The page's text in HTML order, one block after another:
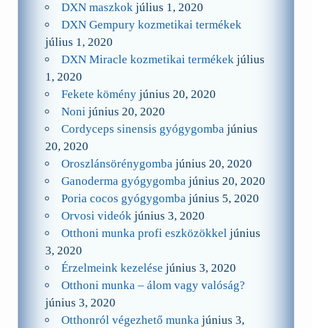
DXN maszkok július 1, 2020
DXN Gempury kozmetikai termékek
július 1, 2020
DXN Miracle kozmetikai termékek július
1, 2020
Fekete kömény június 20, 2020
Noni június 20, 2020
Cordyceps sinensis gyógygomba június
20, 2020
Oroszlánsörénygomba június 20, 2020
Ganoderma gyógygomba június 20, 2020
Poria cocos gyógygomba június 5, 2020
Orvosi videók június 3, 2020
Otthoni munka profi eszközökkel június
3, 2020
Érzelmeink kezelése június 3, 2020
Otthoni munka – álom vagy valóság?
június 3, 2020
Otthonról végezhető munka június 3,